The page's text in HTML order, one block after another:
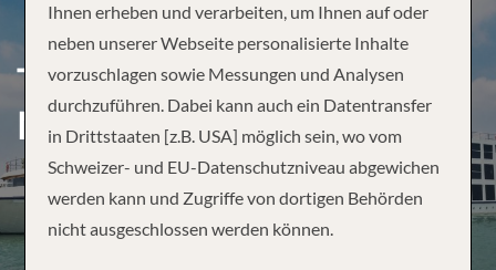
TREASURES OF THE
MEKONG FROM SIEM REAP
Ihnen erheben und verarbeiten, um Ihnen auf oder
neben unserer Webseite personalisierte Inhalte
vorzuschlagen sowie Messungen und Analysen
durchzuführen. Dabei kann auch ein Datentransfer
in Drittstaaten [z.B. USA] möglich sein, wo vom
Schweizer- und EU-Datenschutzniveau abgewichen
werden kann und Zugriffe von dortigen Behörden
nicht ausgeschlossen werden können.